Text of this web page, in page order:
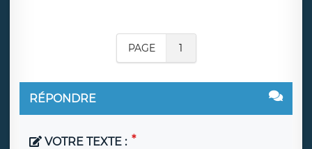
PAGE 1
RÉPONDRE
VOTRE TEXTE :